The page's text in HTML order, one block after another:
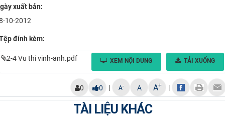
xuất bản:
10-2012
đính kèm:
2-4 Vu thi vinh-anh.pdf XEM NỘI DUNG TẢI XUỐNG
0 0 | A- A A+ |
TÀI LIỆU KHÁC